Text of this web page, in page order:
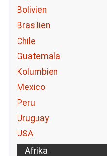
Bolivien
Brasilien
Chile
Guatemala
Kolumbien
Mexico
Peru
Uruguay
USA
Afrika